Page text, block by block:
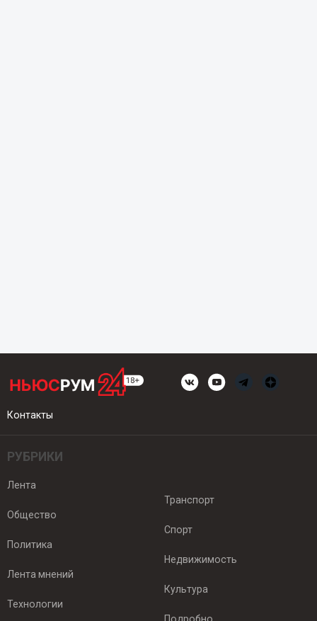
Контакты
РУБРИКИ
Лента
Общество
Политика
Лента мнений
Технологии
Транспорт
Спорт
Недвижимость
Культура